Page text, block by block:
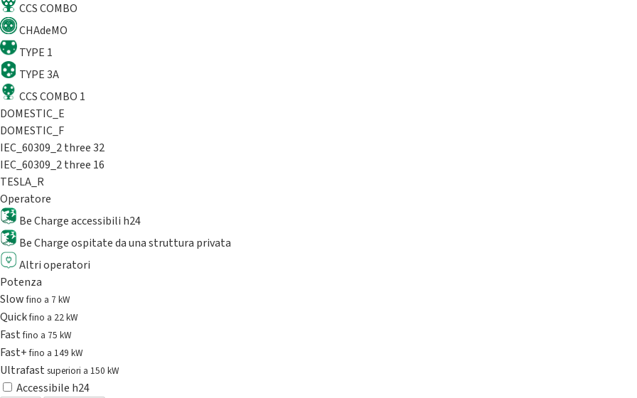
CCS COMBO
CHAdeMO
TYPE 1
TYPE 3A
CCS COMBO 1
DOMESTIC_E
DOMESTIC_F
IEC_60309_2 three 32
IEC_60309_2 three 16
TESLA_R
Operatore
Be Charge accessibili h24
Be Charge ospitate da una struttura privata
Altri operatori
Potenza
Slowfino a 7 kW
Quickfino a 22 kW
Fastfino a 75 kW
Fast+fino a 149 kW
Ultrafast superiori a 150 kW
Accessibile h24